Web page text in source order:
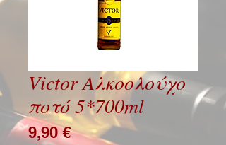
Victor Αλκοολούχο
ποτό 5*700ml
9,90 €Price